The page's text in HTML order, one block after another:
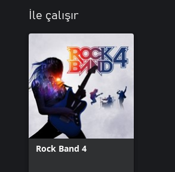
İle çalışır
Rock Band 4